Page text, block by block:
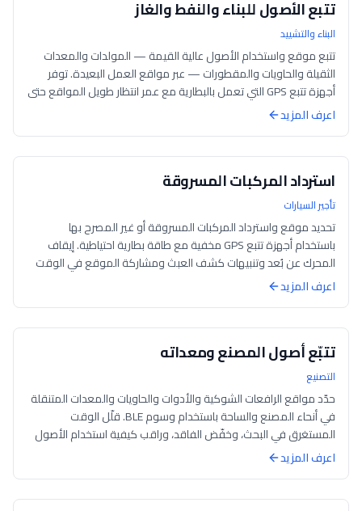
تتبع الأصول للبناء والنفط والغاز
البناء والتشييد
تتبع موقع واستخدام الأصول عالية القيمة — المولدات والمعدات
الثقيلة والحاويات والمقطورات — عبر مواقع العمل البعيدة. توفر
أجهزة تتبع GPS التي تعمل بالبطارية مع عمر انتظار طويل المواقع حتى
في حالة عدم تو...
اعرف المزيد
استرداد المركبات المسروقة
تأجير السيارات
تحديد موقع واسترداد المركبات المسروقة أو غير المصرح بها
باستخدام أجهزة تتبع GPS مخفية مع طاقة بطارية احتياطية. إيقاف
المحرك عن بُعد وتنبيهات كشف العبث ومشاركة الموقع في الوقت
الفعلي مع السلطات تمكّن م...
اعرف المزيد
تتبّع أصول المصنع ومعداته
التصنيع
حدّد مواقع الرافعات الشوكية والأدوات والحاويات والمعدات المتنقلة
في أنحاء المصنع والساحة باستخدام وسوم BLE. قلّل الوقت
المستغرق في البحث، وخفّض الفاقد، وراقب كيفية استخدام الأصول
عالية القيمة.
اعرف المزيد